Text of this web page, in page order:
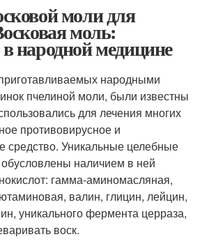
моли для
моль:
народной медицине
народными
пчелиной моли, были известны
для лечения многих
противовирусное и
средство. Уникальные целебные
наличием в ней
гамма-аминомасляная,
валин, глицин, лейцин,
уникального фермента церраза,
воск.